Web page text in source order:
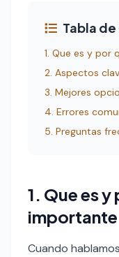
Tabla
1. Que es y por
2. Aspectos
3. Mejores
4. Errores
5. Preguntas
1. Que es y
importante
Cuando